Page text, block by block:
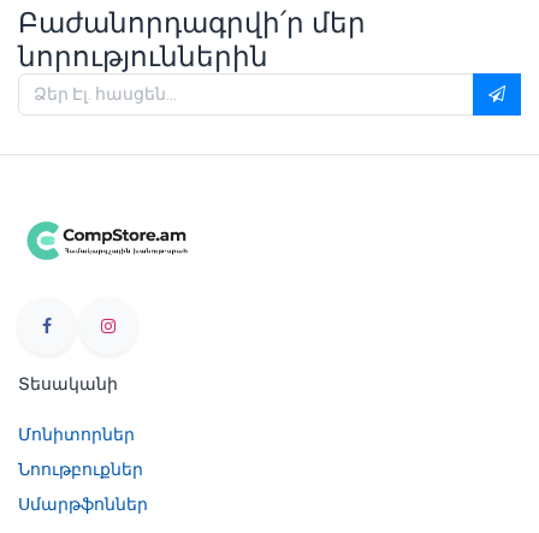
Բաժանորդագրվի՛ր մեր
նորություններին
Տեսականի
Մոնիտորներ
Նոութբուքներ
Սմարթֆոններ